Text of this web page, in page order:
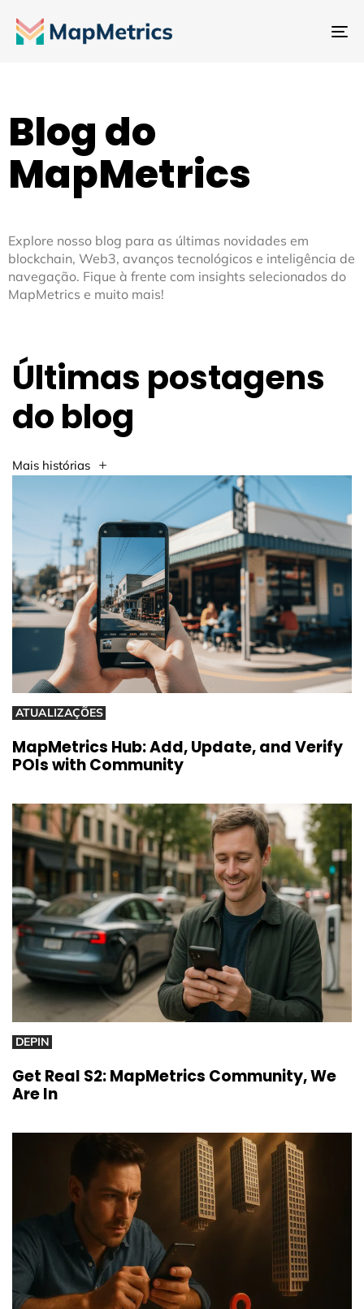
Blog do
MapMetrics
Explore nosso blog para as últimas novidades em
blockchain, Web3, avanços tecnológicos e inteligência de
navegação. Fique à frente com insights selecionados do
MapMetrics e muito mais!
Últimas postagens
do blog
Mais histórias
ATUALIZAÇÕES
MapMetrics Hub: Add, Update, and Verify
POIs with Community
DEPIN
Get Real S2: MapMetrics Community, We
Are In